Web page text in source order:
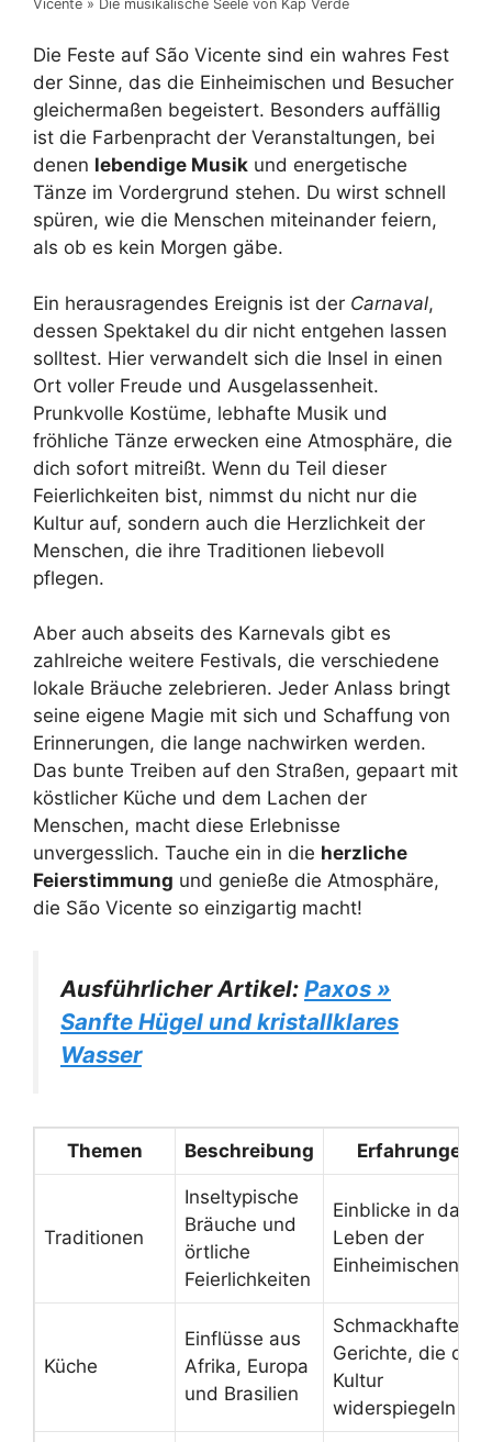
Vicente » Die musikalische Seele von Kap Verde
Die Feste auf São Vicente sind ein wahres Fest
der Sinne, das die Einheimischen und Besucher
gleichermaßen begeistert. Besonders auffällig
ist die Farbenpracht der Veranstaltungen, bei
denen lebendige Musik und energetische
Tänze im Vordergrund stehen. Du wirst schnell
spüren, wie die Menschen miteinander feiern,
als ob es kein Morgen gäbe.
Ein herausragendes Ereignis ist der Carnaval,
dessen Spektakel du dir nicht entgehen lassen
solltest. Hier verwandelt sich die Insel in einen
Ort voller Freude und Ausgelassenheit.
Prunkvolle Kostüme, lebhafte Musik und
fröhliche Tänze erwecken eine Atmosphäre, die
dich sofort mitreißt. Wenn du Teil dieser
Feierlichkeiten bist, nimmst du nicht nur die
Kultur auf, sondern auch die Herzlichkeit der
Menschen, die ihre Traditionen liebevoll
pflegen.
Aber auch abseits des Karnevals gibt es
zahlreiche weitere Festivals, die verschiedene
lokale Bräuche zelebrieren. Jeder Anlass bringt
seine eigene Magie mit sich und Schaffung von
Erinnerungen, die lange nachwirken werden.
Das bunte Treiben auf den Straßen, gepaart mit
köstlicher Küche und dem Lachen der
Menschen, macht diese Erlebnisse
unvergesslich. Tauche ein in die herzliche
Feierstimmung und genieße die Atmosphäre,
die São Vicente so einzigartig macht!
Ausführlicher Artikel: Paxos »
Sanfte Hügel und kristallklares
Wasser
Themen Beschreibung Erfahrungen
Traditionen
Inseltypische
Bräuche und
örtliche
Feierlichkeiten
Einblicke in das
Leben der
Einheimischen
Küche
Einflüsse aus
Afrika, Europa
und Brasilien
Schmackhafte
Gerichte, die die
Kultur
widerspiegeln